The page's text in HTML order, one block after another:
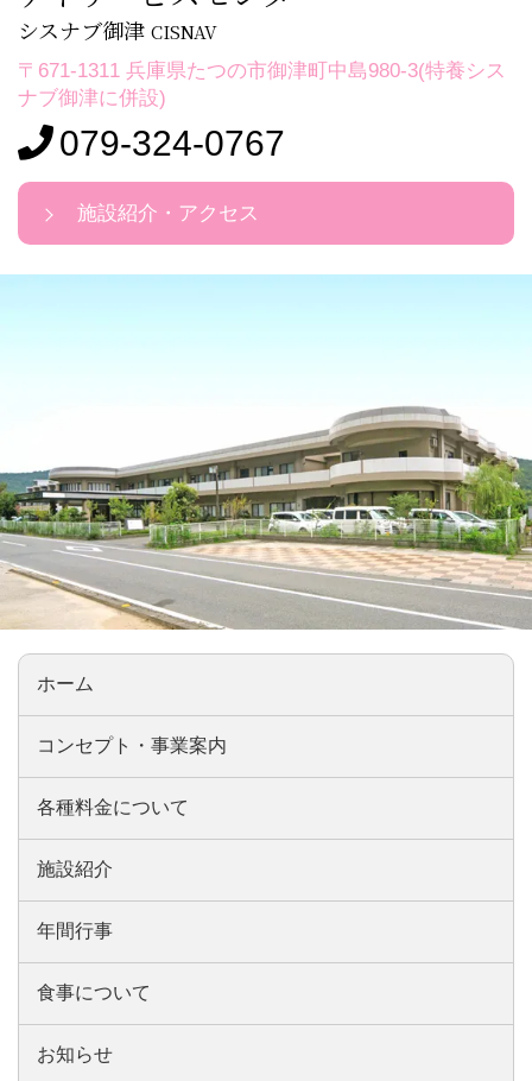
シスナブ御津 CISNAV
〒671-1311 兵庫県たつの市御津町中島980-3(特養シス
ナブ御津に併設)
079-324-0767
施設紹介・アクセス
ホーム
コンセプト・事業案内
各種料金について
施設紹介
年間行事
食事について
お知らせ